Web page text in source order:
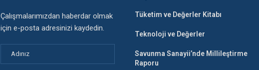
Çalışmalarımızdan haberdar olmak
için e-posta adresinizi kaydedin.
Tüketim ve Değerler Kitabı
Teknoloji ve Değerler
Savunma Sanayii’nde Millileştirme
Raporu